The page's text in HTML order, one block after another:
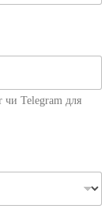
чи Telegram для